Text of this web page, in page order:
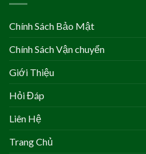
Chính Sách Bảo Mật
Chính Sách Vận chuyển
Giới Thiệu
Hỏi Đáp
Liên Hệ
Trang Chủ